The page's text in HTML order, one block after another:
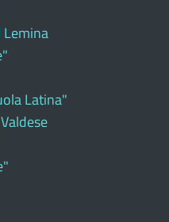
Latina"